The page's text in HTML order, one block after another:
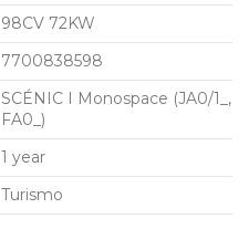
98CV 72KW
7700838598
SCÉNIC I Monospace (JA0/1_,
FA0_)
1 year
Turismo